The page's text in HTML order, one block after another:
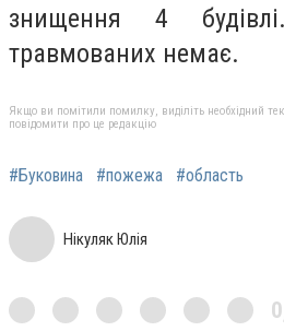
знищення 4
травмованих немає.
Якщо ви помітили помилку, виділіть необхідний
повідомити про це редакцію
#Буковина #пожежа #область
Нікуляк Юлія